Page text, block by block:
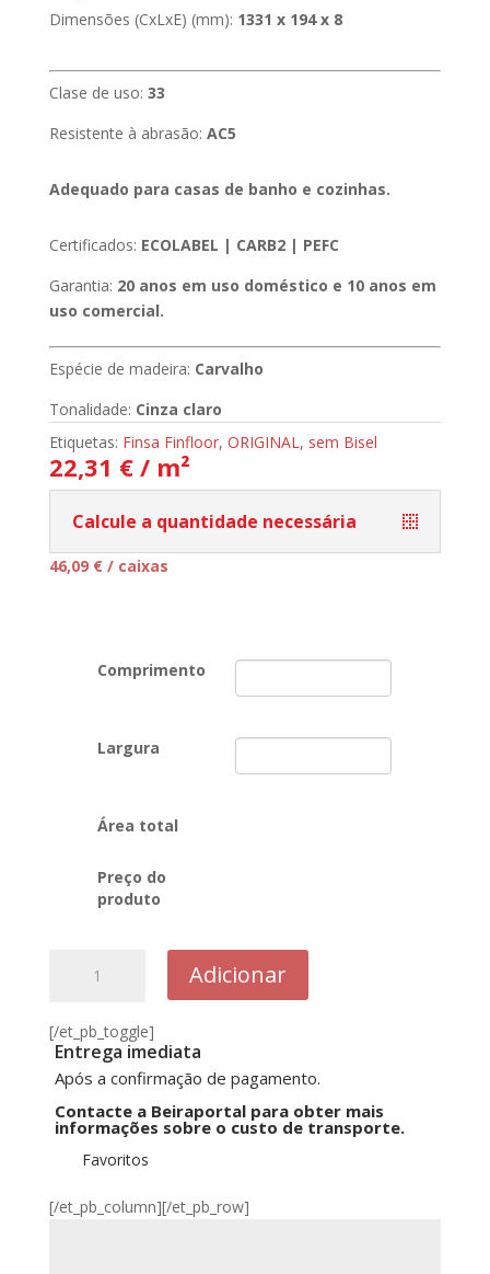
Dimensões (CxLxE) (mm): 1331 x 194 x 8
Clase de uso: 33
Resistente à abrasão: AC5
Adequado para casas de banho e cozinhas.
Certificados: ECOLABEL | CARB2 | PEFC
Garantia: 20 anos em uso doméstico e 10 anos em
uso comercial.
Espécie de madeira: Carvalho
Tonalidade: Cinza claro
Etiquetas: Finsa Finfloor, ORIGINAL, sem Bisel
22,31 € / m²
Calcule a quantidade necessária
46,09 €/ caixas
Comprimento
Largura
Área total
Preço do
produto
Bromo
Oak
Adicionar
[/et_pb_toggle]
Entrega imediata
Após a confirmação de pagamento.
Contacte a Beiraportal para obter mais
informações sobre o custo de transporte.
Favoritos
[/et_pb_column][/et_pb_row]